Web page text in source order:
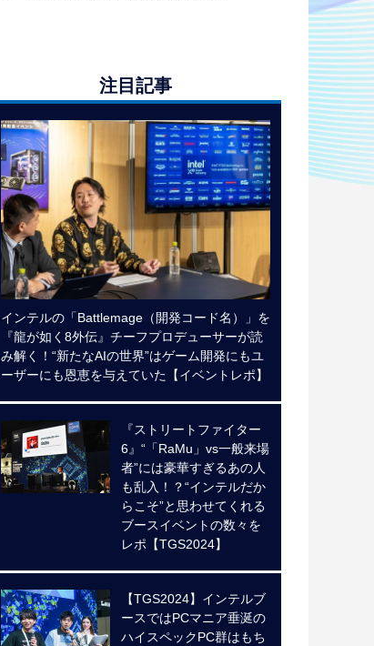
注目記事
インテルの「Battlemage（開発コード名）」を
『龍が如く8外伝』チーフプロデューサーが読
み解く！“新たなAIの世界”はゲーム開発にもユ
ーザーにも恩恵を与えていた【イベントレポ】
『ストリートファイター
6』“「RaMu」vs一般来場
者”には豪華すぎるあの人
も乱入！？“インテルだか
らこそ”と思わせてくれる
ブースイベントの数々を
レポ【TGS2024】
【TGS2024】インテルブ
ースではPCマニア垂涎の
ハイスペックPC群はもち